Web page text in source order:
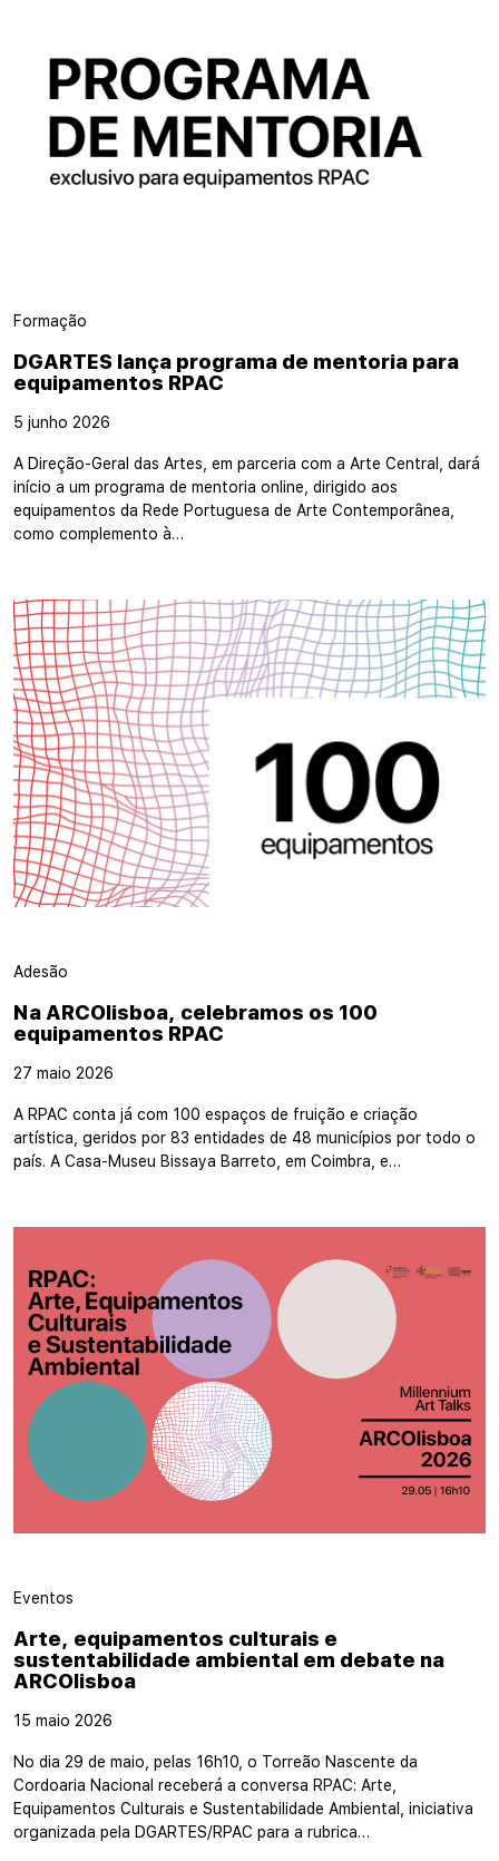
Formação
DGARTES lança programa de mentoria para
equipamentos RPAC
5 junho 2026
A Direção-Geral das Artes, em parceria com a Arte Central, dará
início a um programa de mentoria online, dirigido aos
equipamentos da Rede Portuguesa de Arte Contemporânea,
como complemento à…
Adesão
Na ARCOlisboa, celebramos os 100
equipamentos RPAC
27 maio 2026
A RPAC conta já com 100 espaços de fruição e criação
artística, geridos por 83 entidades de 48 municípios por todo o
país. A Casa-Museu Bissaya Barreto, em Coimbra, e…
Eventos
Arte, equipamentos culturais e
sustentabilidade ambiental em debate na
ARCOlisboa
15 maio 2026
No dia 29 de maio, pelas 16h10, o Torreão Nascente da
Cordoaria Nacional receberá a conversa RPAC: Arte,
Equipamentos Culturais e Sustentabilidade Ambiental, iniciativa
organizada pela DGARTES/RPAC para a rubrica…